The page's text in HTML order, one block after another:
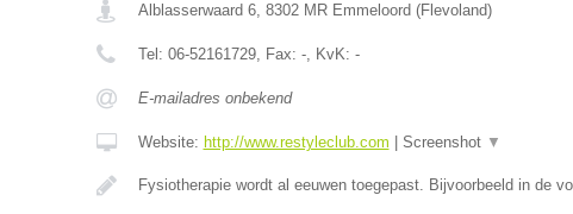
Alblasserwaard 6, 8302 MR Emmeloord (Flevoland)
Tel: 06-52161729, Fax: -, KvK: -
E-mailadres onbekend
Website: http://www.restyleclub.com Screenshot ▼
Fysiotherapie wordt al eeuwen toegepast. Bijvoorbeeld in de